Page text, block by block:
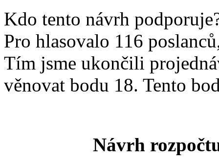
Kdo tento návrh
Pro hlasovalo 116
Tím jsme ukončili
věnovat bodu 18. Tento
Návrh